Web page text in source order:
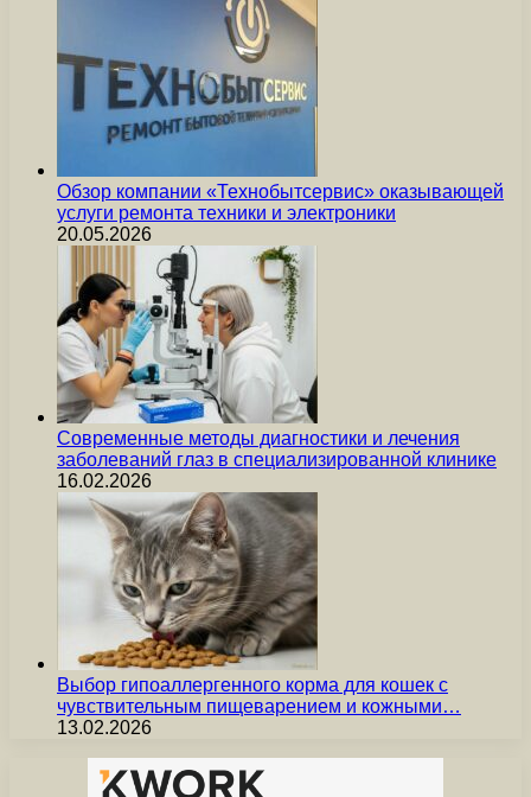
Обзор компании «Технобытсервис» оказывающей
услуги ремонта техники и электроники
20.05.2026
Современные методы диагностики и лечения
заболеваний глаз в специализированной клинике
16.02.2026
Выбор гипоаллергенного корма для кошек с
чувствительным пищеварением и кожными…
13.02.2026